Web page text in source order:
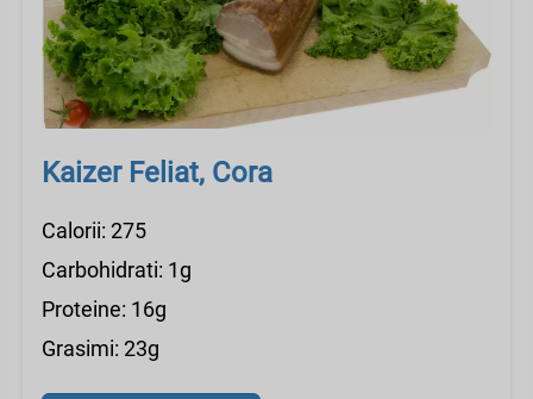
Kaizer Feliat, Cora
Calorii: 275
Carbohidrati: 1g
Proteine: 16g
Grasimi: 23g